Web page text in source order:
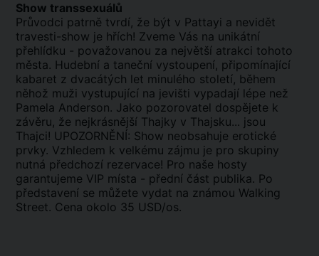
Show transsexuálů
Průvodci patrně tvrdí, že být v Pattayi a nevidět
travesti-show je hřích! Zveme Vás na unikátní
přehlídku - považovanou za největší atrakci tohoto
města. Hudební a taneční vystoupení, připomínající
kabaret z dvacátých let minulého století, během
něhož muži vystupující na jevišti vypadají lépe než
Pamela Anderson. Jako pozorovatel dospějete k
závěru, že nejkrásnější Thajky v Thajsku... jsou
Thajci! UPOZORNĚNÍ: Show neobsahuje erotické
prvky. Vzhledem k velkému zájmu je pro skupiny
nutná předchozí rezervace! Pro naše hosty
garantujeme VIP místa - přední část publika. Po
představení se můžete vydat na známou Walking
Street. Cena okolo 35 USD/os.